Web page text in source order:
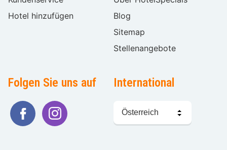
Hotel hinzufügen
Blog
Sitemap
Stellenangebote
Folgen Sie uns auf International
Sprache
wählen